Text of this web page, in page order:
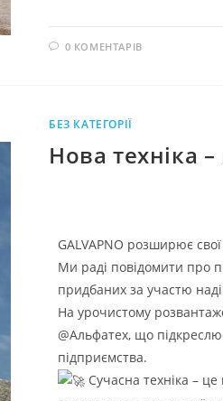
0 КОМЕНТАРІВ
БЕЗ КАТЕГОРІЇ
Нова техніка
GALVAPNO розширює
Ми раді повідомити про
придбаних за участю
На урочистому
@Альфатех, що
підприємства.
Сучасна техніка –